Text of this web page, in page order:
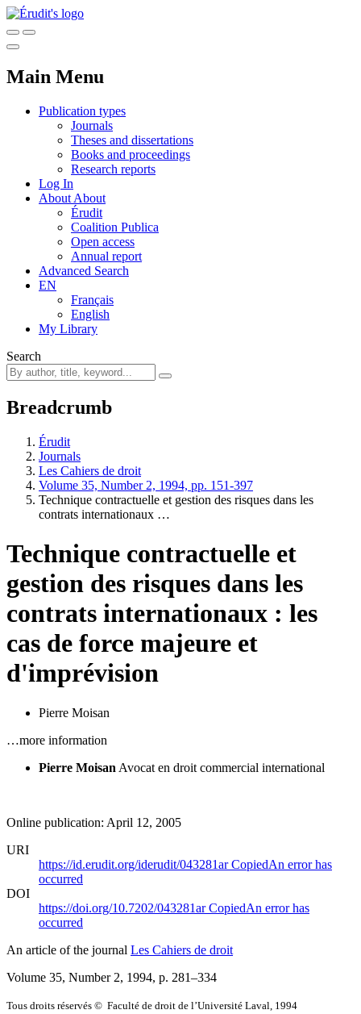
Main Menu
Publication types
Journals
Theses and dissertations
Books and proceedings
Research reports
Log In
About About
Érudit
Coalition Publica
Open access
Annual report
Advanced Search
EN
Français
English
My Library
Search
Breadcrumb
Érudit
Journals
Les Cahiers de droit
Volume 35, Number 2, 1994, pp. 151-397
Technique contractuelle et gestion des risques dans les
contrats internationaux …
Technique contractuelle et
gestion des risques dans les
contrats internationaux : les
cas de force majeure et
d'imprévision
Pierre Moisan
…more information
Pierre Moisan Avocat en droit commercial international
Online publication: April 12, 2005
URI
https://id.erudit.org/iderudit/043281arCopiedAn error has
occurred
DOI
https://doi.org/10.7202/043281arCopiedAn error has
occurred
An article of the journal Les Cahiers de droit
Volume 35, Number 2, 1994, p. 281–334
Tous droits réservés © Faculté de droit de l’Université Laval, 1994